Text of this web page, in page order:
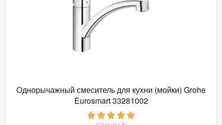
Однорычажный смеситель для кухни (мойки) Grohe
Eurosmart 33281002